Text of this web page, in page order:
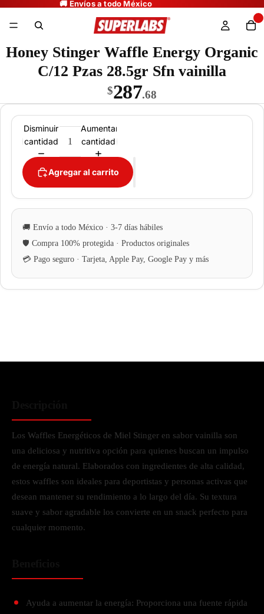
Honey Stinger Waffle Energy Organic
C/12 Pzas 28.5gr Sfn vainilla
$287.68
Disminuir
cantidad
Aumentar
cantidad
Agregar al carrito
Los Waffles Energéticos de Miel Stinger en sabor vainilla son
una deliciosa y nutritiva opción para quienes buscan un impulso
de energía natural. Elaborados con ingredientes de alta calidad,
estos waffles son ideales para deportistas y personas activas que
desean mantener su rendimiento a lo largo del día. Su textura
suave y sabor agradable los convierte en un snack perfecto para
cualquier momento.
Ayuda a aumentar la energía: Proporciona una fuente rápida